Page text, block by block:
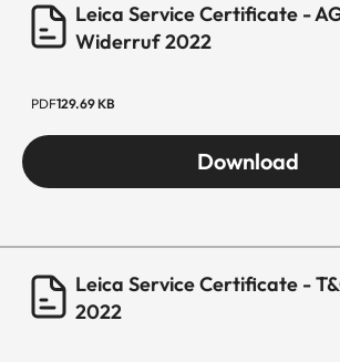
Leica Service Certificate -
Widerruf 2022
PDF129.69 KB
Download
Leica Service Certificate -
2022